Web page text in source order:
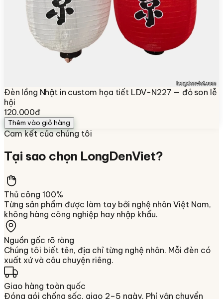
Đèn lồng Nhật in custom họa tiết LDV-N227 — đỏ son lễ
hội
120.000đ
Thêm vào giỏ hàng
Cam kết của chúng tôi
Tại sao chọn LongDenViet?
Thủ công 100%
Từng sản phẩm được làm tay bởi nghệ nhân Việt Nam,
không hàng công nghiệp hay nhập khẩu.
Nguồn gốc rõ ràng
Chúng tôi biết tên, địa chỉ từng nghệ nhân. Mỗi đèn có
xuất xứ và câu chuyện riêng.
Giao hàng toàn quốc
Đóng gói chống sốc, giao 2–5 ngày. Phí vận chuyển